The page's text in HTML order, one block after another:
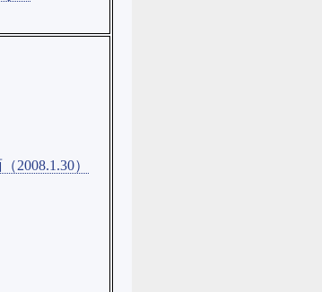
2008.1.30）